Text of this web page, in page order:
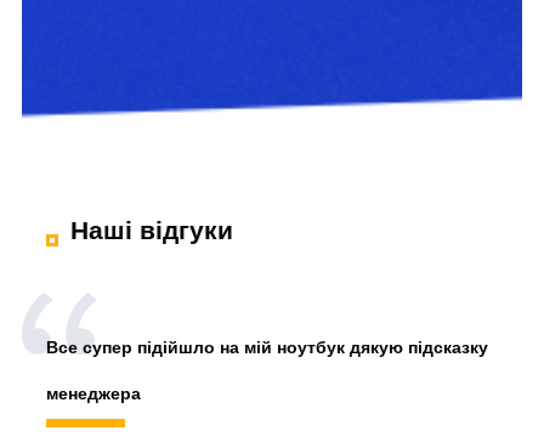
Наші відгуки
Все супер підійшло на мій ноутбук дякую підсказку
менеджера